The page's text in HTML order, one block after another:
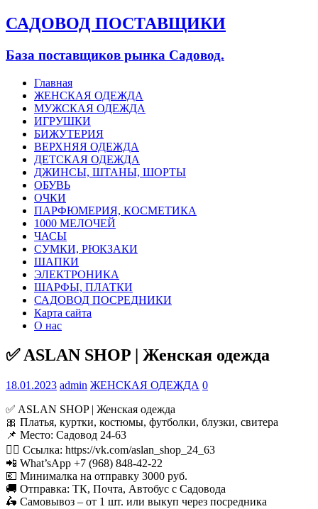
САДОВОД ПОСТАВЩИКИ
База поставщиков рынка Садовод.
Главная
ЖЕНСКАЯ ОДЕЖДА
МУЖСКАЯ ОДЕЖДА
ИГРУШКИ
БИЖУТЕРИЯ
ВЕРХНЯЯ ОДЕЖДА
ДЕТСКАЯ ОДЕЖДА
ДЖИНСЫ, ШТАНЫ, ШОРТЫ
ОБУВЬ
ОЧКИ
ПАРФЮМЕРИЯ, КОСМЕТИКА
1000 МЕЛОЧЕЙ
ЧАСЫ
СУМКИ, РЮКЗАКИ
ШАПКИ
ЭЛЕКТРОНИКА
ШАРФЫ, ПЛАТКИ
САДОВОД ПОСРЕДНИКИ
Карта сайта
О нас
✅ ASLAN SHOP | Женская одежда
18.01.2023 admin ЖЕНСКАЯ ОДЕЖДА 0
✅ ASLAN SHOP | Женская одежда
🎀 Платья, куртки, костюмы, футболки, блузки, свитера
📌 Место: Садовод 24-63
👉🏻 Ссылка: https://vk.com/aslan_shop_24_63
📲 What’sApp +7 (968) 848-42-22
💶 Минималка на отправку 3000 руб.
🚚 Отправка: ТК, Почта, Автобус с Садовода
🛵 Самовывоз – от 1 шт. или выкуп через посредника